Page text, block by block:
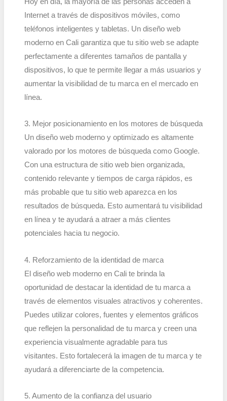
Internet a través de dispositivos móviles, como
teléfonos inteligentes y tabletas. Un diseño web
moderno en Cali garantiza que tu sitio web se adapte
perfectamente a diferentes tamaños de pantalla y
dispositivos, lo que te permite llegar a más usuarios y
aumentar la visibilidad de tu marca en el mercado en
línea.
3. Mejor posicionamiento en los motores de búsqueda
Un diseño web moderno y optimizado es altamente
valorado por los motores de búsqueda como Google.
Con una estructura de sitio web bien organizada,
contenido relevante y tiempos de carga rápidos, es
más probable que tu sitio web aparezca en los
resultados de búsqueda. Esto aumentará tu visibilidad
en línea y te ayudará a atraer a más clientes
potenciales hacia tu negocio.
4. Reforzamiento de la identidad de marca
El diseño web moderno en Cali te brinda la
oportunidad de destacar la identidad de tu marca a
través de elementos visuales atractivos y coherentes.
Puedes utilizar colores, fuentes y elementos gráficos
que reflejen la personalidad de tu marca y creen una
experiencia visualmente agradable para tus
visitantes. Esto fortalecerá la imagen de tu marca y te
ayudará a diferenciarte de la competencia.
5. Aumento de la confianza del usuario